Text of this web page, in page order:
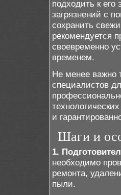
подходить к его
загрязнений с
сохранить
рекомендуется
своевременно
временем.
Не менее важно
специалистов
и
Шаги и
1.
необходимо
ремонта,
пыли.